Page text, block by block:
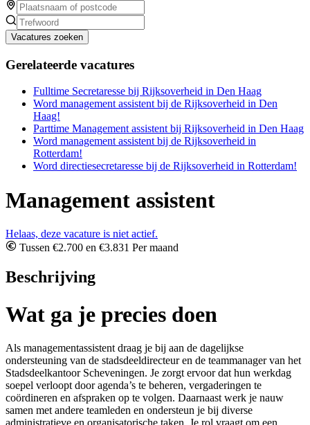
Vacatures zoeken
Gerelateerde vacatures
Fulltime Secretaresse bij Rijksoverheid in Den Haag
Word management assistent bij de Rijksoverheid in Den
Haag!
Parttime Management assistent bij Rijksoverheid in Den Haag
Word management assistent bij de Rijksoverheid in
Rotterdam!
Word directiesecretaresse bij de Rijksoverheid in Rotterdam!
Management assistent
Helaas, deze vacature is niet actief.
Tussen €2.700 en €3.831 Per maand
Beschrijving
Wat ga je precies doen
Als managementassistent draag je bij aan de dagelijkse
ondersteuning van de stadsdeeldirecteur en de teammanager van het
Stadsdeelkantoor Scheveningen. Je zorgt ervoor dat hun werkdag
soepel verloopt door agenda’s te beheren, vergaderingen te
coördineren en afspraken op te volgen. Daarnaast werk je nauw
samen met andere teamleden en ondersteun je bij diverse
administratieve en organisatorische taken. Je rol vraagt om een